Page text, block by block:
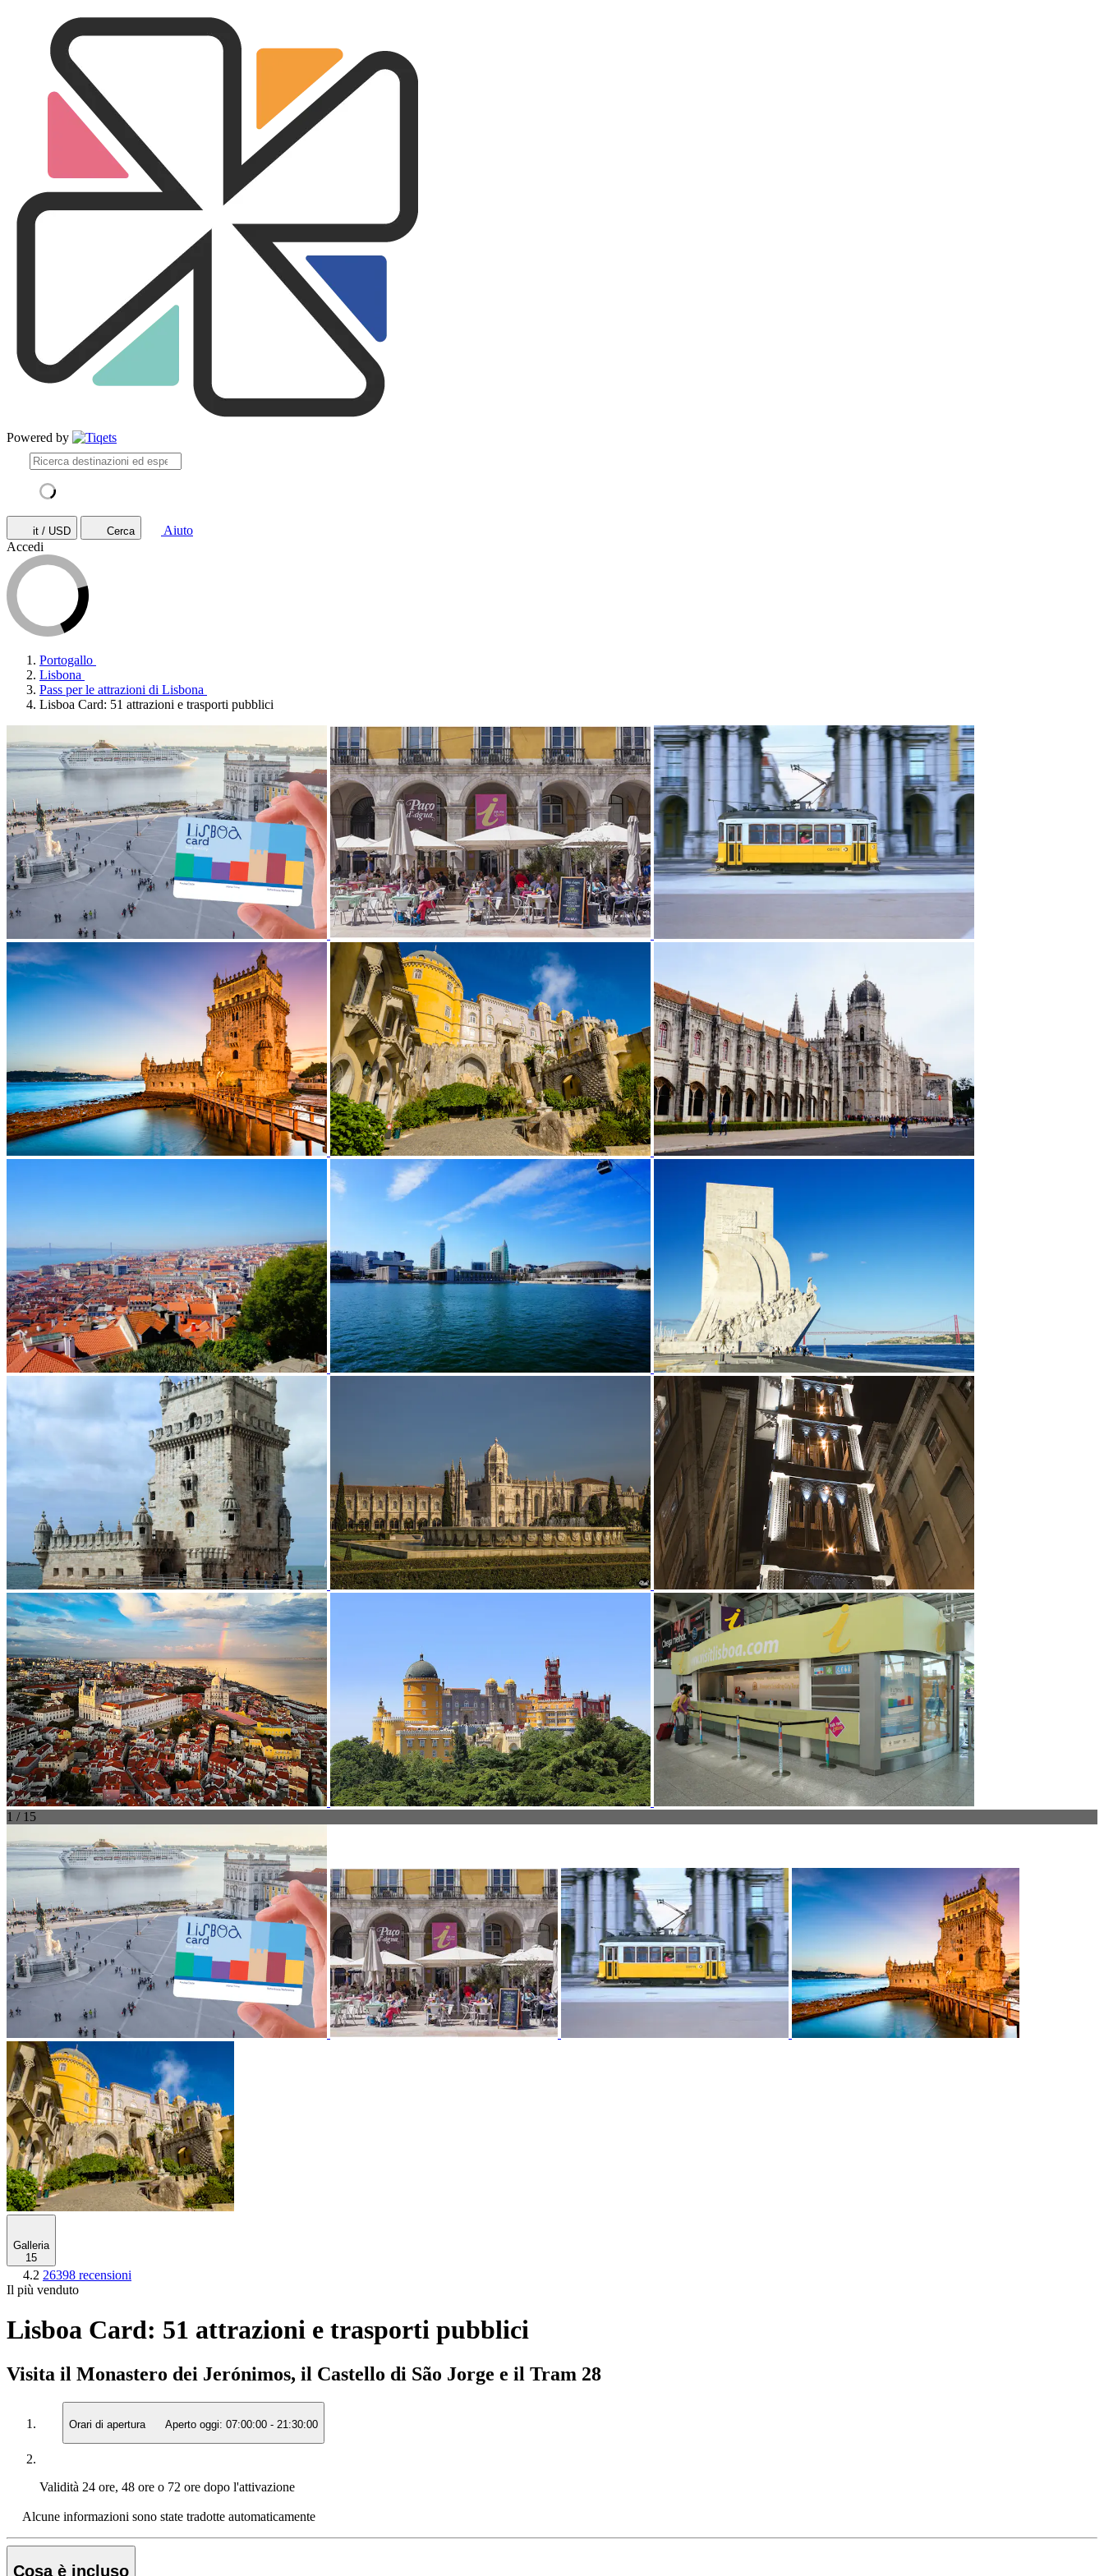
Powered by
it / USD Cerca
Aiuto
Accedi
Portogallo
Lisbona
Pass per le attrazioni di Lisbona
Lisboa Card: 51 attrazioni e trasporti pubblici
1 / 15
Galleria
15
4.2 26398 recensioni
Il più venduto
Lisboa Card: 51 attrazioni e trasporti pubblici
Visita il Monastero dei Jerónimos, il Castello di São Jorge e il Tram 28
Orari di apertura Aperto oggi: 07:00:00 - 21:30:00
Validità 24 ore, 48 ore o 72 ore dopo l'attivazione
Alcune informazioni sono state tradotte automaticamente
Cosa è incluso